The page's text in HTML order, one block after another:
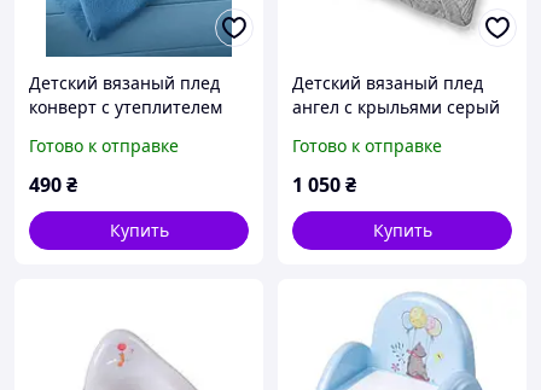
Детский вязаный плед
конверт с утеплителем
Готово к отправке
490₴
Купить
Детский вязаный плед
ангел с крыльями серый
Готово к отправке
1 050₴
Купить